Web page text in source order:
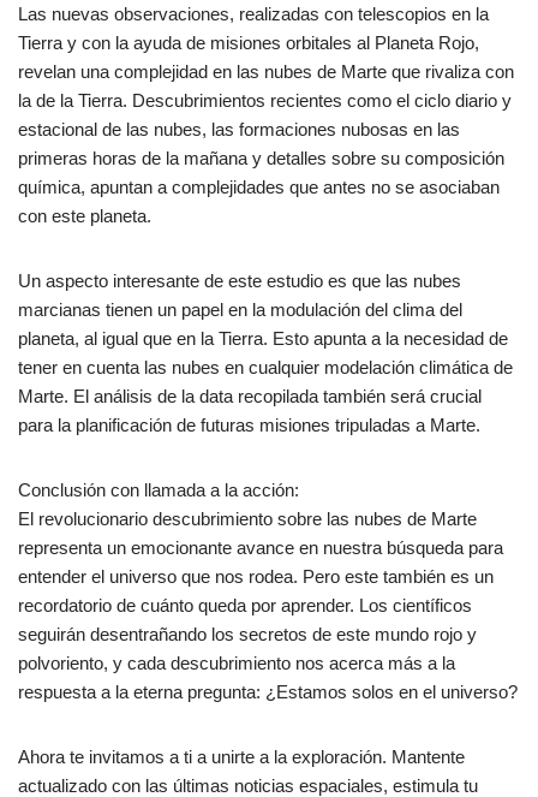
Las nuevas observaciones, realizadas con telescopios en la
Tierra y con la ayuda de misiones orbitales al Planeta Rojo,
revelan una complejidad en las nubes de Marte que rivaliza con
la de la Tierra. Descubrimientos recientes como el ciclo diario y
estacional de las nubes, las formaciones nubosas en las
primeras horas de la mañana y detalles sobre su composición
química, apuntan a complejidades que antes no se asociaban
con este planeta.
Un aspecto interesante de este estudio es que las nubes
marcianas tienen un papel en la modulación del clima del
planeta, al igual que en la Tierra. Esto apunta a la necesidad de
tener en cuenta las nubes en cualquier modelación climática de
Marte. El análisis de la data recopilada también será crucial
para la planificación de futuras misiones tripuladas a Marte.
Conclusión con llamada a la acción:
El revolucionario descubrimiento sobre las nubes de Marte
representa un emocionante avance en nuestra búsqueda para
entender el universo que nos rodea. Pero este también es un
recordatorio de cuánto queda por aprender. Los científicos
seguirán desentrañando los secretos de este mundo rojo y
polvoriento, y cada descubrimiento nos acerca más a la
respuesta a la eterna pregunta: ¿Estamos solos en el universo?
Ahora te invitamos a ti a unirte a la exploración. Mantente
actualizado con las últimas noticias espaciales, estimula tu